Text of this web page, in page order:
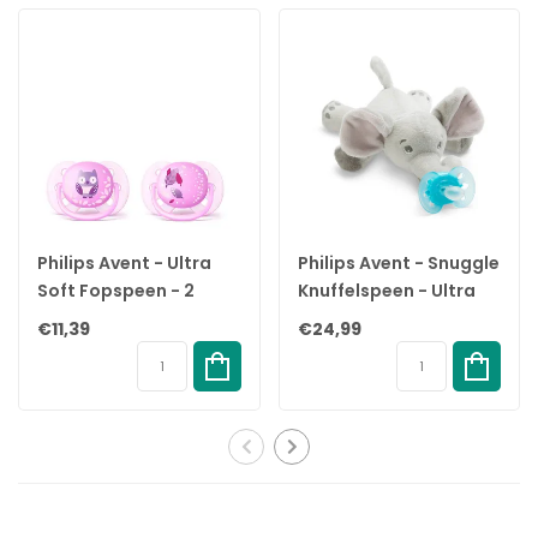
en wordt gedistribueerd in ziekenhuizen en NICU's wereldwijd.
JollyPop fopspenen zijn gemaakt in de VS en zijn BPA vrij.
✓ Al deze knuffels zijn machinewasbaar en korrelvrij, dus ze
blijven zacht en veilig voor kinderen van elke leeftijd, zelfs voor
pasgeborenen! JollyPop fopspenen zijn
vaatwasmachinebestendig voor een gemakkelijke reiniging. Ze
meisjes!
✓ Ze zijn zacht en licht verzwaard met geborduurde ogen om
veilig te zijn voor baby's van elke leeftijd, zelfs pasgeborenen!
JollyPop fopspenen zijn ontworpen om comfortabel in de mond
en het gezicht van uw baby te passen, met een ergonomische
✓ De klittenband van de buddy maakt het mogelijk de fopspeen
aan te passen aan de voorkeur van uw baby. U kunt zelfs een
Philips Avent - Ultra
Soft Fopspeen - 2
Stuks - 0-6 Maanden -
Paars
€11,39
Philips Avent - Snuggle
Knuffelspeen - Ultra
Soft Olifant - 0/6
maanden
€24,99